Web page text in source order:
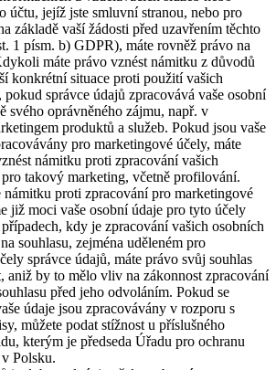
účtu, jejíž jste smluvní stranou, nebo pro
základě vaší žádosti před uzavřením těchto
1 písm. b) GDPR), máte rovněž právo na
máte právo vznést námitku z důvodů
konkrétní situace proti použití vašich
správce údajů zpracovává vaše osobní
svého oprávněného zájmu, např. v
produktů a služeb. Pokud jsou vaše
pro marketingové účely, máte
námitku proti zpracování vašich
takový marketing, včetně profilování.
námitku proti zpracování pro marketingové
již moci vaše osobní údaje pro tyto účely
kdy je zpracování vašich osobních
souhlasu, zejména uděleném pro
správce údajů, máte právo svůj souhlas
aniž by to mělo vliv na zákonnost zpracování
před jeho odvoláním. Pokud se
údaje jsou zpracovávány v rozporu s
můžete podat stížnost u příslušného
kterým je předseda Úřadu pro ochranu
Polsku.